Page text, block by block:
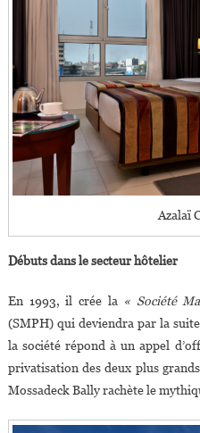
Azalaï
Débuts dans le secteur hôtelier
En 1993, il crée la « Société
(SMPH) qui deviendra par la
la société répond à un appel
privatisation des deux plus
Mossadeck Bally rachète le